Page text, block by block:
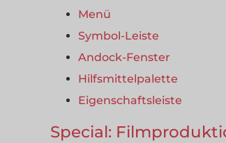
Menü
Symbol-Leiste
Andock-Fenster
Hilfsmittelpalette
Eigenschaftsleiste
Special: